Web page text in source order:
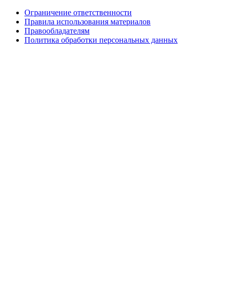
Ограничение ответственности
Правила использования материалов
Правообладателям
Политика обработки персональных данных